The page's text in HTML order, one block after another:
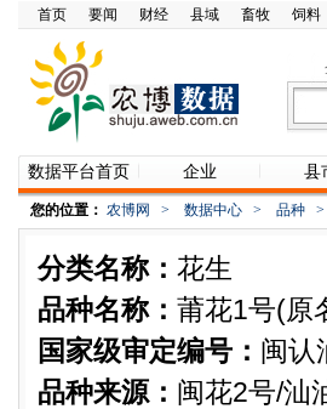
首页 要闻 财经 县域 畜牧 饲料
数据平台首页 企业 县
您的位置： 农博网 > 数据中心 > 品种 >
分类名称： 花生
品种名称： 莆花1号(原
国家级审定编号： 闽认
品种来源： 闽花2号/汕